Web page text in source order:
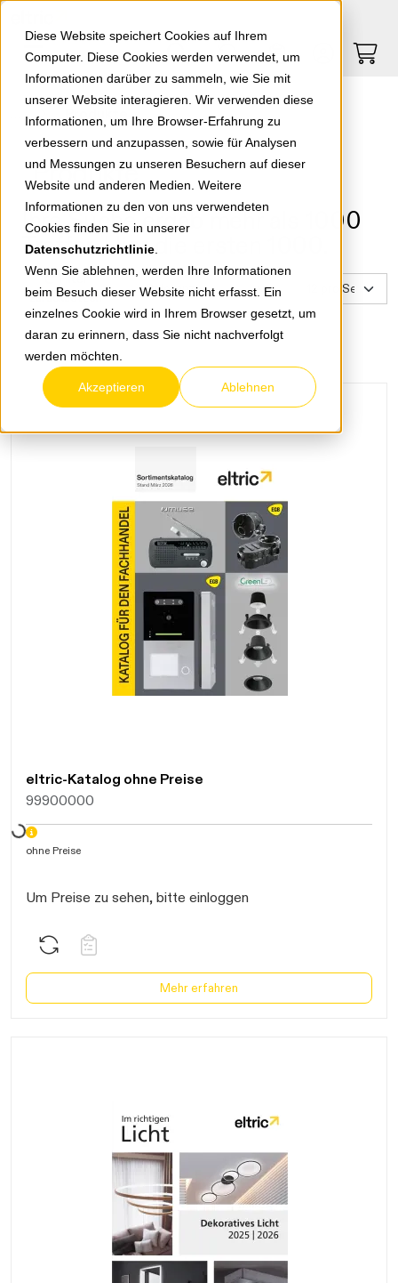
Diese Website speichert Cookies auf Ihrem
Computer. Diese Cookies werden verwendet, um
Informationen darüber zu sammeln, wie Sie mit
unserer Website interagieren. Wir verwenden diese
Informationen, um Ihre Browser-Erfahrung zu
verbessern und anzupassen, sowie für Analysen
und Messungen zu unseren Besuchern auf dieser
Website und anderen Medien. Weitere
Informationen zu den von uns verwendeten
Cookies finden Sie in unserer
Datenschutzrichtlinie
Wenn Sie ablehnen, werden Ihre Informationen
beim Besuch dieser Website nicht erfasst. Ein
einzelnes Cookie wird in Ihrem Browser gesetzt, um
daran zu erinnern, dass Sie nicht nachverfolgt
werden möchten.
Akzeptieren Ablehnen
Springe zu Hauptinhalt Springe zum Footer
0
Produkte
Produkte
Ihre Suche ergab mehr als 1000
Treffer. Hier die ersten 1000.
Filter
zurücksetzen
eltric-Katalog ohne Preise
99900000
Daten werden geladen. Bitte warten...
ohne Preise
Um Preise zu sehen, bitte einloggen
Mehr erfahren